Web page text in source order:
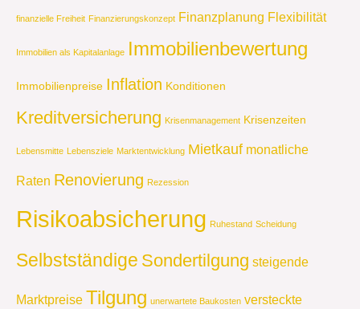
finanzielle Freiheit Finanzierungskonzept Finanzplanung Flexibilität
Immobilien als Kapitalanlage Immobilienbewertung
Immobilienpreise Inflation Konditionen
Kreditversicherung Krisenmanagement Krisenzeiten
Lebensmitte Lebensziele Marktentwicklung Mietkauf monatliche
Raten Renovierung Rezession
Risikoabsicherung Ruhestand Scheidung
Selbstständige Sondertilgung steigende
Marktpreise Tilgung unerwartete Baukosten versteckte